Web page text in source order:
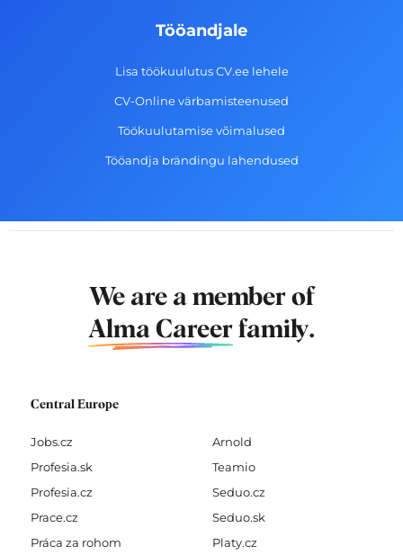
Tööandjale
Lisa töökuulutus CV.ee lehele
CV-Online värbamisteenused
Töökuulutamise võimalused
Tööandja brändingu lahendused
We are a member of
Alma Career family.
Central Europe
Jobs.cz
Profesia.sk
Profesia.cz
Prace.cz
Práca za rohom
Arnold
Teamio
Seduo.cz
Seduo.sk
Platy.cz